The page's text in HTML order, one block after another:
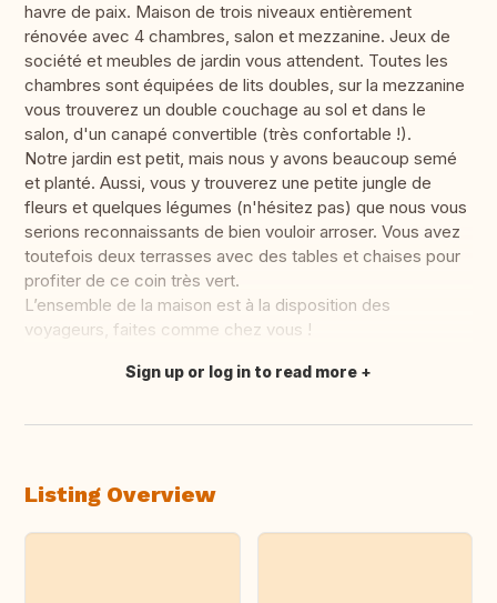
havre de paix. Maison de trois niveaux entièrement
rénovée avec 4 chambres, salon et mezzanine. Jeux de
société et meubles de jardin vous attendent. Toutes les
chambres sont équipées de lits doubles, sur la mezzanine
vous trouverez un double couchage au sol et dans le
salon, d'un canapé convertible (très confortable !).
Notre jardin est petit, mais nous y avons beaucoup semé
et planté. Aussi, vous y trouverez une petite jungle de
fleurs et quelques légumes (n'hésitez pas) que nous vous
serions reconnaissants de bien vouloir arroser. Vous avez
toutefois deux terrasses avec des tables et chaises pour
profiter de ce coin très vert.
L’ensemble de la maison est à la disposition des
voyageurs, faites comme chez vous !
Translate this
Sign up or log in to read more
Listing Overview